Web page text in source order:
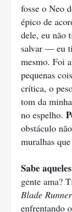
fosse o Neo
épico de
dele, eu não
salvar — eu
mesmo. Foi
pequenas
crítica, o
tom da
no espelho.
obstáculo
muralhas
Sabe
gente ama?
Blade Runner
enfrentando